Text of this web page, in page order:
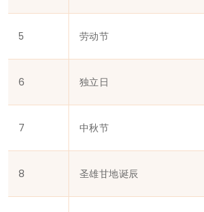
5 劳动节
6 独立日
7 中秋节
8 圣雄甘地诞辰